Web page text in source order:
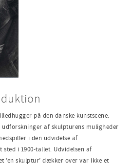
på den danske kunstscene.
udforskninger af skulpturens muligheder
i den udvidelse af
i 1900-tallet. Udvidelsen af
’en skulptur’ dækker over var ikke et